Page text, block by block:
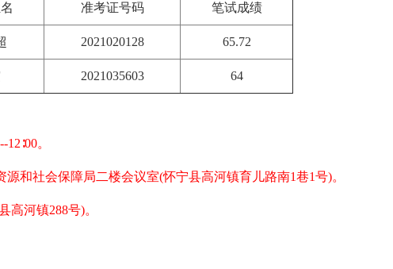
准考证号码 笔试成绩
2021020128 65.72
2021035603 64
。
社会保障局二楼会议室(怀宁县高河镇育儿路南1巷1号)。
河镇288号)。